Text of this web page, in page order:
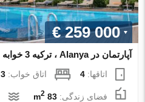
€ 259 000
آپارتمان در Alanya ، ترکیه 3 خوابه ، 83 متر مربع. شماره 38429
اتاقها:4 اتاق خواب:3
فضای زندگی:83 m
2